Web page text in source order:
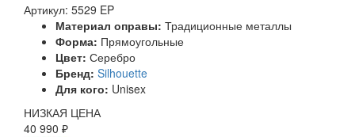
Артикул: 5529 EP
Материал оправы: Традиционные металлы
Форма: Прямоугольные
Цвет: Серебро
Бренд: Silhouette
Для кого: Unisex
НИЗКАЯ ЦЕНА
40 990 ₽